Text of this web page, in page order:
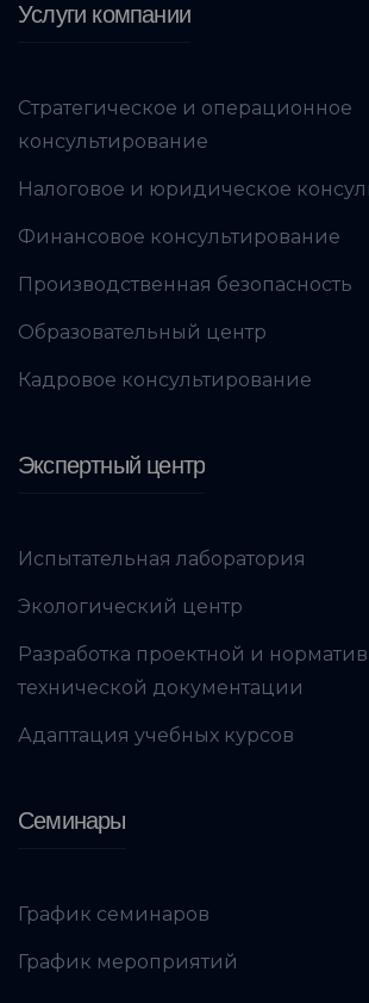
Услуги компании
Стратегическое и операционное
консультирование
Налоговое и юридическое
Финансовое консультирование
Производственная безопасность
Образовательный центр
Кадровое консультирование
Экспертный центр
Испытательная лаборатория
Экологический центр
Разработка проектной и
технической документации
Адаптация учебных курсов
Семинары
График семинаров
График мероприятий